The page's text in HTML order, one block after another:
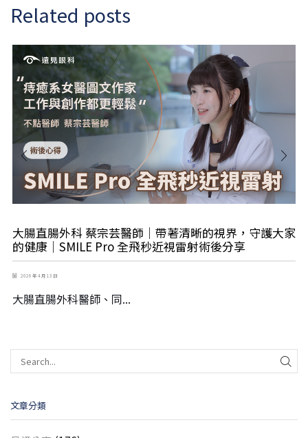
Related posts
大腸直腸外科 蔡宗芸醫師｜帶著清晰的視界，守護大家
的健康｜SMILE Pro 全飛秒近視雷射術後分享
2026 年 4 月 13 日
大腸直腸外科醫師、同...
文章分類